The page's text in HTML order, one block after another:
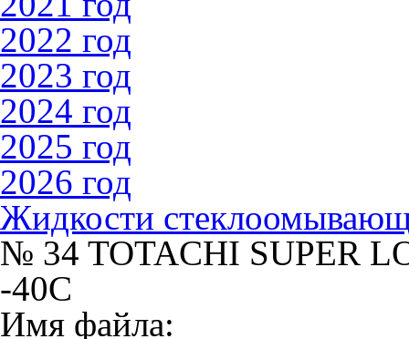
2022 год
2023 год
2024 год
2025 год
2026 год
Жидкости
№ 34 TOTACHI SUPER
-40C
Имя файла: